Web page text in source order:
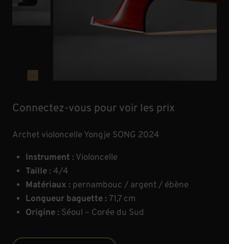
Connectez-vous pour voir les prix
Archet violoncelle Yongje SONG 2024
Instrument : Violoncelle
Taille: 4/4
Matériaux : pernambouc / argent / ébène
Longueur baguette : 71,7 cm
Origine: Séoul – Corée du Sud